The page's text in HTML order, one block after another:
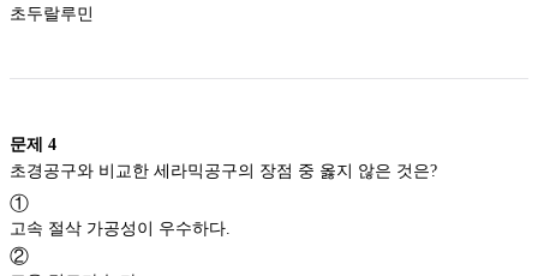
초두랄루민
문제 4
①
고속 절삭 가공성이 우수하다.
②